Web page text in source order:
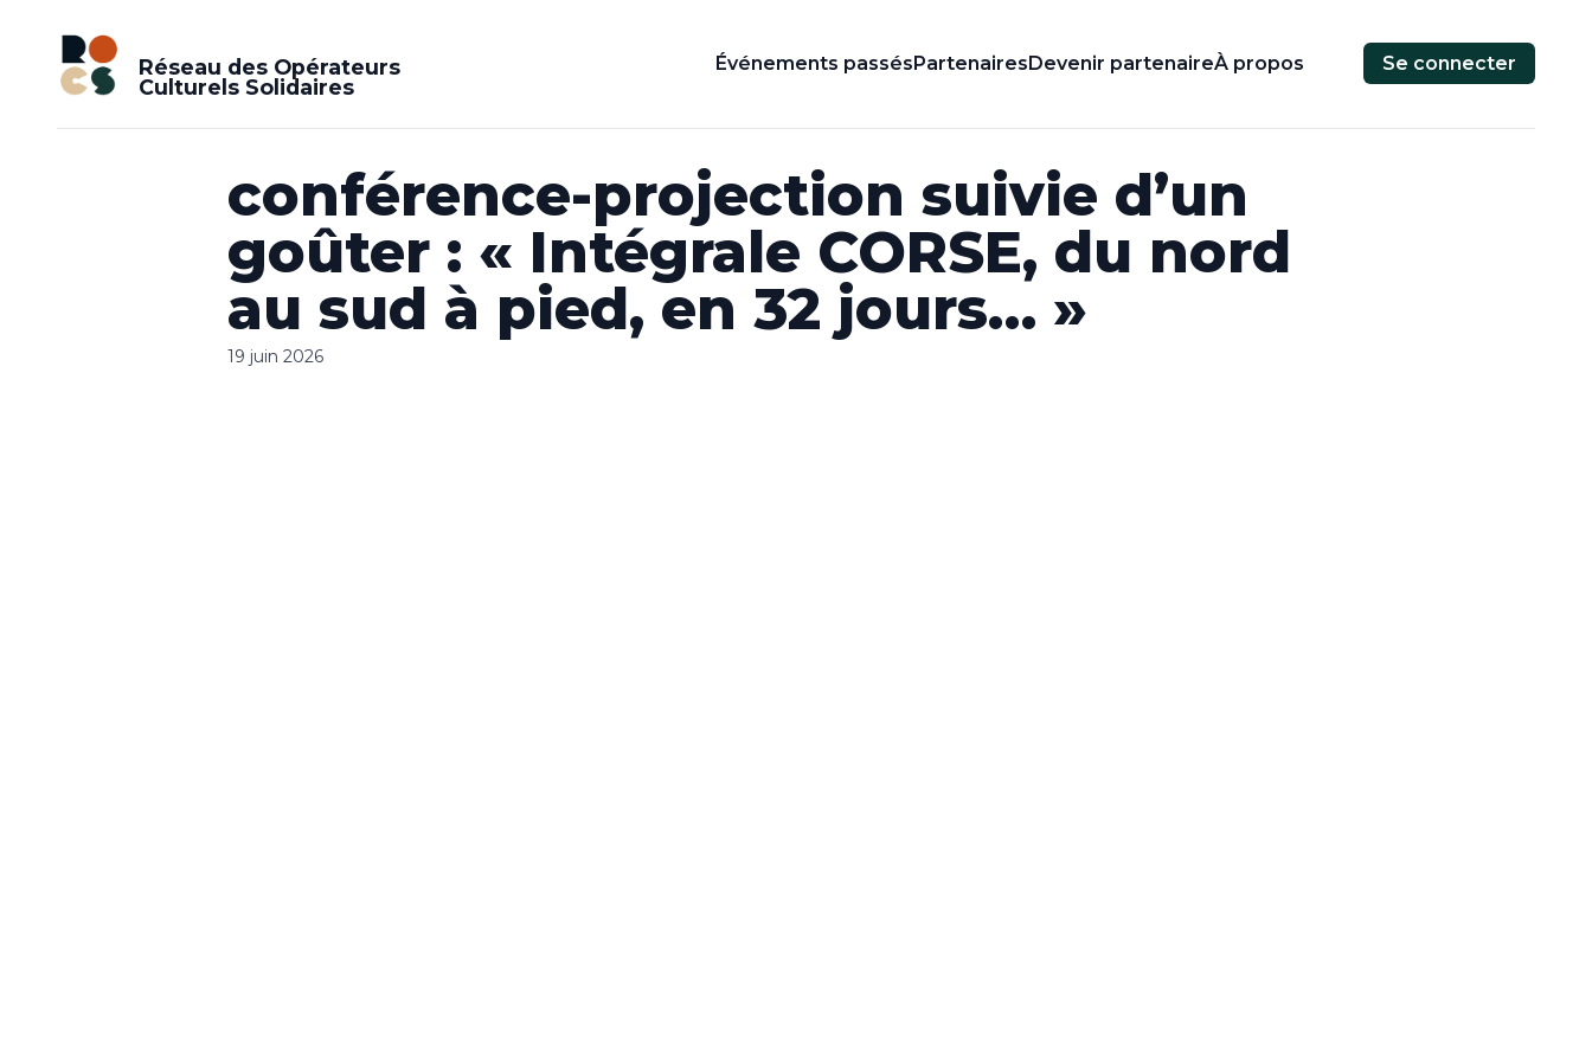
Réseau des Opérateurs
Culturels Solidaires
Événements passésPartenairesDevenir partenaireÀ propos Se connecter
conférence-projection suivie d’un
goûter : « Intégrale CORSE, du nord
au sud à pied, en 32 jours… »
19 juin 2026